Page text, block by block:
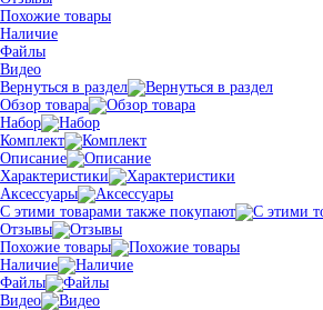
Похожие товары
Наличие
Файлы
Видео
Вернуться в раздел
Обзор товара
Набор
Комплект
Описание
Характеристики
Аксессуары
С этими товарами также покупают
Отзывы
Похожие товары
Наличие
Файлы
Видео